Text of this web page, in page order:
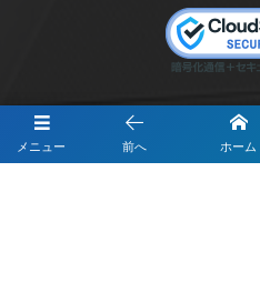
メニュー 前へ ホーム
オンライン カ
キーエンス流性弱説経営 キー
サッカー サ活 システム
セリオ株式会社 セレクトショ